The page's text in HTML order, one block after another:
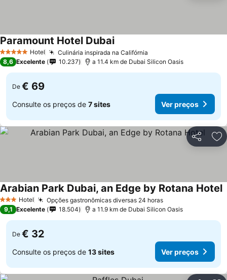
5 Estrelas Hotel Culinária inspirada na Califórnia
Paramount Hotel DubaiVer preços
8,6 Excelente 10.237 a 11.4 km de Dubai Silicon Oasis
De € 69
Consulte os preços de 7 sites Ver preços
Partilhar
3 EstrelasHotel Opções gastronômicas diversas 24 horasVer preços
Arabian Park Dubai, an Edge by Rotana Hotel
9,1 Excelente 18.504 a 11.9 km de Dubai Silicon Oasis
De € 32
Consulte os preços de 13 sites Ver preços